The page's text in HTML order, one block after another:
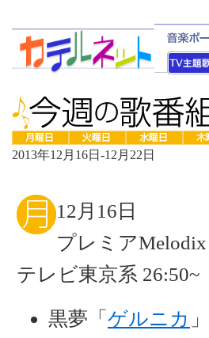
2013年12月16日-12月22日
12月16日
プレミアMelodix
テレビ東京系 26:50~
黒夢「 ゲルニカ 」